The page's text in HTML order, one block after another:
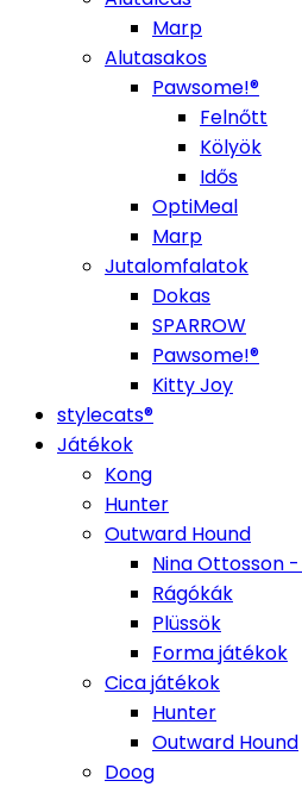
Marp
Alutasakos
Pawsome!®
Felnőtt
Kölyök
Idős
OptiMeal
Marp
Jutalomfalatok
Dokas
SPARROW
Pawsome!®
Kitty Joy
stylecats®
Játékok
Kong
Hunter
Outward Hound
Nina Ottosson
Rágókák
Plüssök
Forma játékok
Cica játékok
Hunter
Outward Hound
Doog